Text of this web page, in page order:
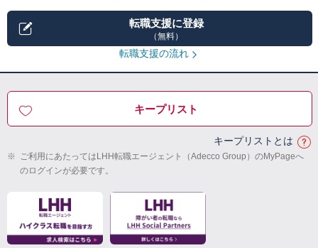
転職支援に登録
（無料）
転職支援の流れ
キープリスト
キープリストとは
※ ご利用にあたってはLHH転職エージェント（Adecco Group）のMyPageへ
のログインが必要です。